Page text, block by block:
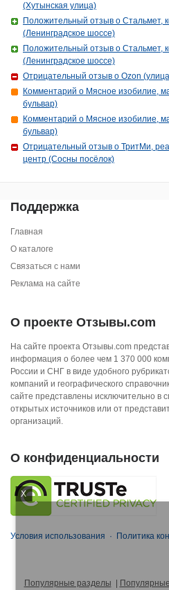
X
(Хутынская улица)
Положительный отзыв о Стальмет,
(Ленинградское шоссе)
Положительный отзыв о Стальмет,
(Ленинградское шоссе)
Отрицательный отзыв о Ozon
Комментарий о Мясное изобилие,
бульвар)
Комментарий о Мясное изобилие,
бульвар)
Отрицательный отзыв о ТритМи,
центр (Сосны посёлок)
Поддержка
Главная
О каталоге
Связаться с нами
Реклама на сайте
О проекте Отзывы.com
На сайте проекта Отзывы.com
информация о более чем 1 370 000
России и СНГ в виде удобного
компаний и географического
сайте представлены исключительно в
открытых источников или от
организаций.
О конфиденциальности
Условия использования · Политика
Популярные разделы